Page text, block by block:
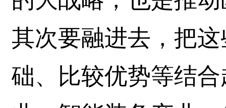
其次要融进去，把
础、比较优势等结